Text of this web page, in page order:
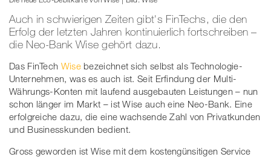
Auch in schwierigen Zeiten gibt's FinTechs, die den
Erfolg der letzten Jahren kontinuierlich fortschreiben –
die Neo-Bank Wise gehört dazu.
Das FinTech Wisebezeichnet sich selbst als Technologie-
Unternehmen, was es auch ist. Seit Erfindung der Multi-
Währungs-Konten mit laufend ausgebauten Leistungen – nun
schon länger im Markt – ist Wise auch eine Neo-Bank. Eine
erfolgreiche dazu, die eine wachsende Zahl von Privatkunden
und Businesskunden bedient.
Gross geworden ist Wise mit dem kostengünsitigen Service